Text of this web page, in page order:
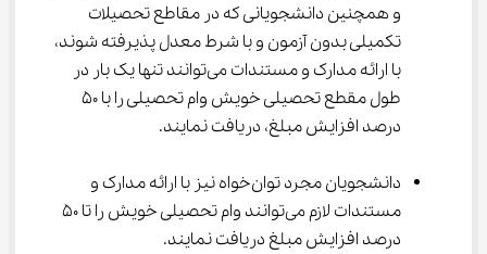
و همچنین دانشجویانی که در مقاطع تحصیلات
تکمیلی بدون آزمون و با شرط معدل پذیرفته شوند،
با ارائه مدارک و مستندات می‌توانند تنها یک بار در
درصد افزایش مبلغ، دریافت نمایند.
دانشجویان مجرد توان‌خواه نیز با ارائه مدارک و
درصد افزایش مبلغ دریافت نمایند.